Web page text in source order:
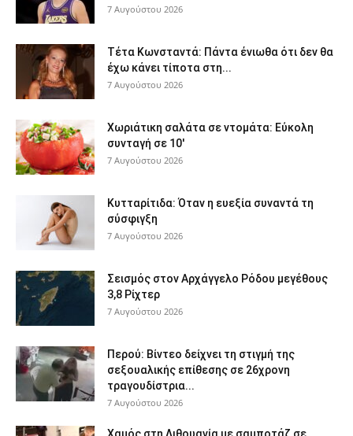
7 Αυγούστου 2026
Τέτα Κωνσταντά: Πάντα ένιωθα ότι δεν θα
έχω κάνει τίποτα στη...
7 Αυγούστου 2026
Χωριάτικη σαλάτα σε ντομάτα: Εύκολη
συνταγή σε 10′
7 Αυγούστου 2026
Κυτταρίτιδα: Όταν η ευεξία συναντά τη
σύσφιγξη
7 Αυγούστου 2026
Σεισμός στον Αρχάγγελο Ρόδου μεγέθους
3,8 Ρίχτερ
7 Αυγούστου 2026
Περού: Βίντεο δείχνει τη στιγμή της
σεξουαλικής επίθεσης σε 26χρονη
τραγουδίστρια...
7 Αυγούστου 2026